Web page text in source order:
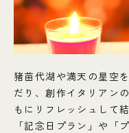
猪苗代湖や満天の星空
だり、創作イタリアン
もにリフレッシュして
「記念日プラン」や「